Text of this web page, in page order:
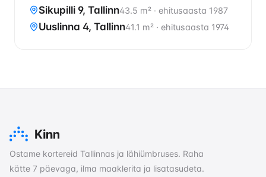
Sikupilli 9, Tallinn43.5 m² · ehitusaasta 1987
Uuslinna 4, Tallinn41.1 m² · ehitusaasta 1974
Ostame kortereid Tallinnas ja lähiümbruses. Raha
kätte 7 päevaga, ilma maaklerita ja lisatasudeta.